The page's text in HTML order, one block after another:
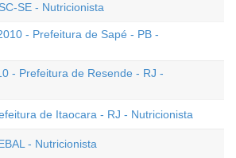
SE - Nutricionista
- Prefeitura de Sapé - PB -
- Prefeitura de Resende - RJ -
de Itaocara - RJ - Nutricionista
- Nutricionista